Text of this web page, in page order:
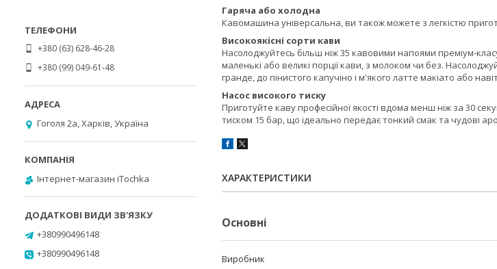
Гаряча або холодна
Кавомашина універсальна, ви також можете з легкістю
Високоякісні сорти кави
Насолоджуйтесь більш ніж 35 кавовими напоями преміум-
маленькі або великі порції кави, з молоком чи без.
гранде, до пінистого капучіно і м'якого латте макіато або
Насос високого тиску
Приготуйте каву професійної якості вдома менш ніж за 30
тиском 15 бар, що ідеально передає тонкий смак та чудові
ХАРАКТЕРИСТИКИ
Основні
Виробник
+380 (63) 628-46-28
+380 (99) 049-61-48
Гоголя 2а, Харків, Україна
Інтернет-магазин iTochka
+380990496148
+380990496148